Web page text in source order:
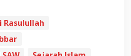
Rasulullah